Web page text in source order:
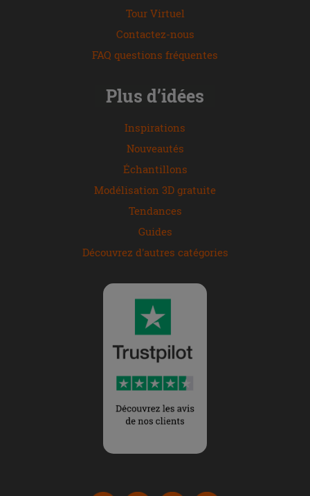
Tour Virtuel
Contactez-nous
FAQ questions fréquentes
Plus d’idées
Inspirations
Nouveautés
Échantillons
Modélisation 3D gratuite
Tendances
Guides
Découvrez d'autres catégories